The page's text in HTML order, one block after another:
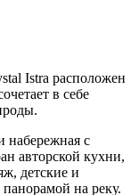
Istra расположен
в себе
набережная с
авторской кухни,
детские и
на реку.